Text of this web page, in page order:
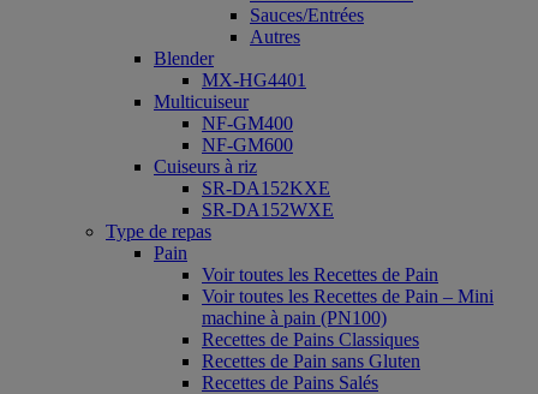
Sauces/Entrées
Autres
Blender
MX-HG4401
Multicuiseur
NF-GM400
NF-GM600
Cuiseurs à riz
SR-DA152KXE
SR-DA152WXE
Type de repas
Pain
Voir toutes les Recettes de Pain
Voir toutes les Recettes de Pain – Mini
machine à pain (PN100)
Recettes de Pains Classiques
Recettes de Pain sans Gluten
Recettes de Pains Salés